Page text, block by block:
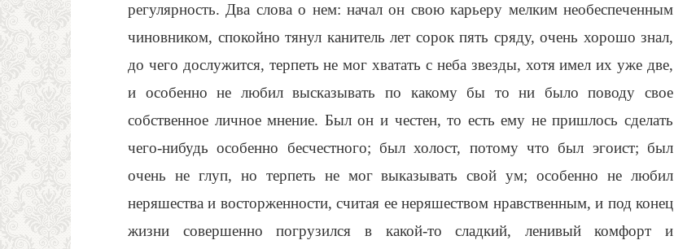
регулярность. Два слова о нем: начал он свою карьеру мелким необеспеченным
чиновником, спокойно тянул канитель лет сорок пять сряду, очень хорошо знал,
до чего дослужится, терпеть не мог хватать с неба звезды, хотя имел их уже две,
и особенно не любил высказывать по какому бы то ни было поводу свое
собственное личное мнение. Был он и честен, то есть ему не пришлось сделать
чего-нибудь особенно бесчестного; был холост, потому что был эгоист; был
очень не глуп, но терпеть не мог выказывать свой ум; особенно не любил
неряшества и восторженности, считая ее неряшеством нравственным, и под конец
жизни совершенно погрузился в какой-то сладкий, ленивый комфорт и